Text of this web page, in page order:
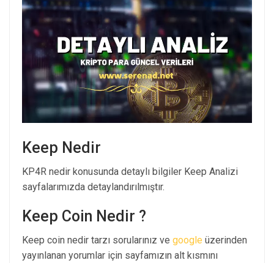
Keep Nedir
KP4R nedir konusunda detaylı bilgiler Keep Analizi
sayfalarımızda detaylandırılmıştır.
Keep Coin Nedir ?
Keep coin nedir tarzı sorularınız ve google üzerinden
yayınlanan yorumlar için sayfamızın alt kısmını